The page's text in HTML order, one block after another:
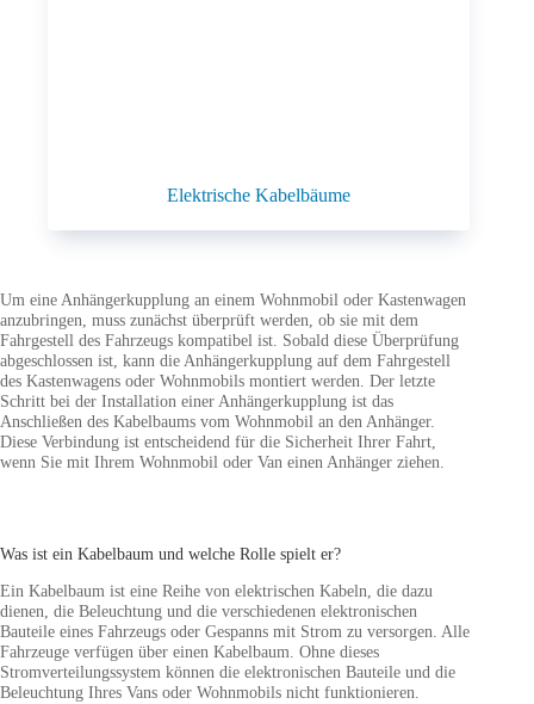
Elektrische Kabelbäume
Um eine Anhängerkupplung an einem Wohnmobil oder Kastenwagen
anzubringen, muss zunächst überprüft werden, ob sie mit dem
Fahrgestell des Fahrzeugs kompatibel ist. Sobald diese Überprüfung
abgeschlossen ist, kann die Anhängerkupplung auf dem Fahrgestell
des Kastenwagens oder Wohnmobils montiert werden. Der letzte
Schritt bei der Installation einer Anhängerkupplung ist das
Anschließen des Kabelbaums vom Wohnmobil an den Anhänger.
Diese Verbindung ist entscheidend für die Sicherheit Ihrer Fahrt,
wenn Sie mit Ihrem Wohnmobil oder Van einen Anhänger ziehen.
Was ist ein Kabelbaum und welche Rolle spielt er?
Ein Kabelbaum ist eine Reihe von elektrischen Kabeln, die dazu
dienen, die Beleuchtung und die verschiedenen elektronischen
Bauteile eines Fahrzeugs oder Gespanns mit Strom zu versorgen. Alle
Fahrzeuge verfügen über einen Kabelbaum. Ohne dieses
Stromverteilungssystem können die elektronischen Bauteile und die
Beleuchtung Ihres Vans oder Wohnmobils nicht funktionieren.